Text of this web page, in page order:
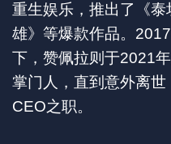
重生娱乐，推出了《
雄》等爆款作品。
下，赞佩拉则于2021
掌门人，直到意外离
CEO之职。